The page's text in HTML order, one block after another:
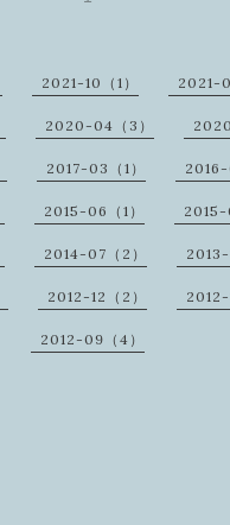
2021-10（1） 2021-
2020-04（3）
2017-03（1） 2016-
2015-06（1） 2015-
2014-07（2） 2013-
2012-12（2） 2012-
2012-09（4）